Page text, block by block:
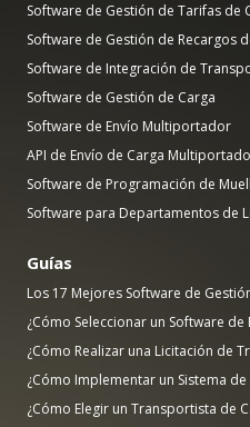
Software de Gestión de Tarifas de
Software de Gestión de Recargos
Software de Integración de
Software de Gestión de Carga
Software de Envío Multiportador
API de Envío de Carga
Software de Programación de
Software para Departamentos de
Guías
Los 17 Mejores Software de
¿Cómo Seleccionar un Software
¿Cómo Realizar una Licitación de
¿Cómo Implementar un Sistema
¿Cómo Elegir un Transportista de